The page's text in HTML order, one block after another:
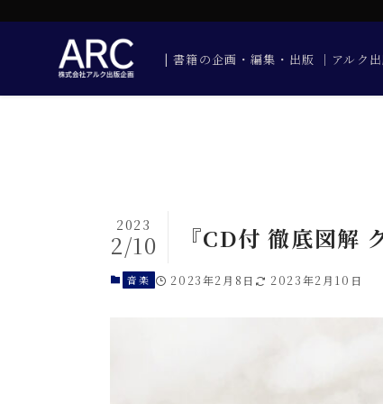
| 書籍の企画・編集・出版 │アルク
『CD付 徹底図解
2023
2/10
音楽 2023年2月8日 2023年2月10日